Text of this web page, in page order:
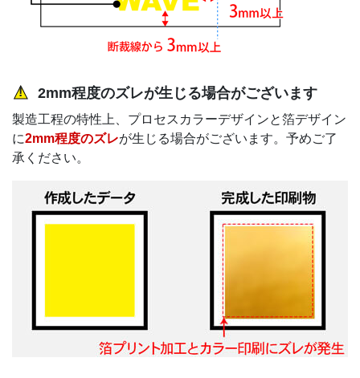
2mm程度のズレが生じる場合がございます
製造工程の特性上、プロセスカラーデザインと箔デザイン
に2mm程度のズレが生じる場合がございます。予めご了
承ください。